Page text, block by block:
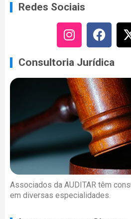
Redes Sociais
Consultoria Jurídica
Associados da AUDITAR têm
em diversas especialidades.